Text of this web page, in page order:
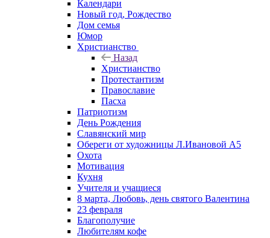
Календари
Новый год, Рождество
Дом семья
Юмор
Христианство
Назад
Христианство
Протестантизм
Православие
Пасха
Патриотизм
День Рождения
Славянский мир
Обереги от художницы Л.Ивановой А5
Охота
Мотивация
Кухня
Учителя и учащиеся
8 марта, Любовь, день святого Валентина
23 февраля
Благополучие
Любителям кофе